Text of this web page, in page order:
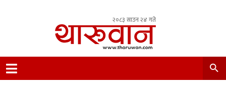
२०८३ साउन २४ गते
Nepal.